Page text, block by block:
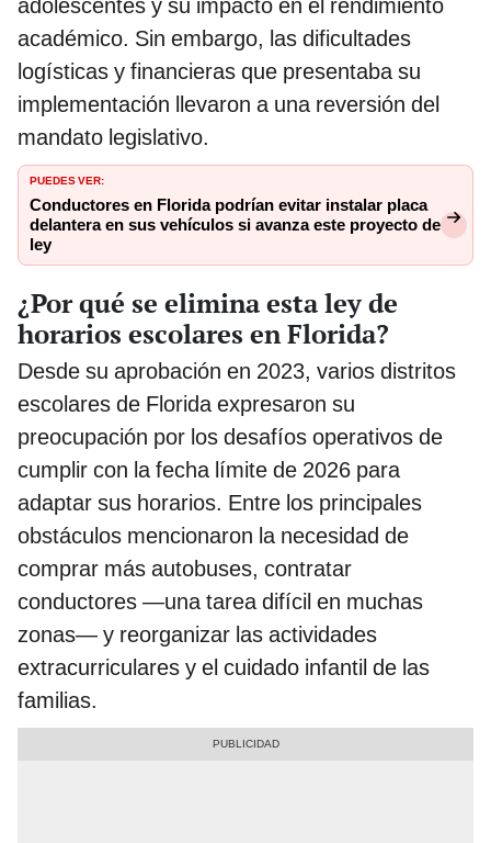
adolescentes y su impacto en el rendimiento
académico. Sin embargo, las dificultades
logísticas y financieras que presentaba su
implementación llevaron a una reversión del
mandato legislativo.
PUEDES VER:
Conductores en Florida podrían evitar instalar placa
delantera en sus vehículos si avanza este proyecto de
ley
¿Por qué se elimina esta ley de
horarios escolares en Florida?
Desde su aprobación en 2023, varios distritos
escolares de Florida expresaron su
preocupación por los desafíos operativos de
cumplir con la fecha límite de 2026 para
adaptar sus horarios. Entre los principales
obstáculos mencionaron la necesidad de
comprar más autobuses, contratar
conductores —una tarea difícil en muchas
zonas— y reorganizar las actividades
extracurriculares y el cuidado infantil de las
familias.